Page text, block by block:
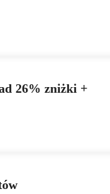
26% zniżki +